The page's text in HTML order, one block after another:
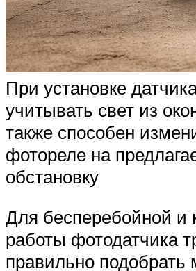
При установке
учитывать свет из
также способен
фотореле на
обстановку
Для бесперебойной и
работы фотодатчика
правильно подобрать